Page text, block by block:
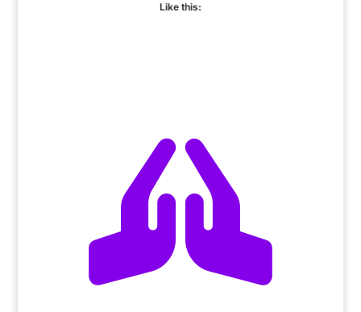
Like this:
